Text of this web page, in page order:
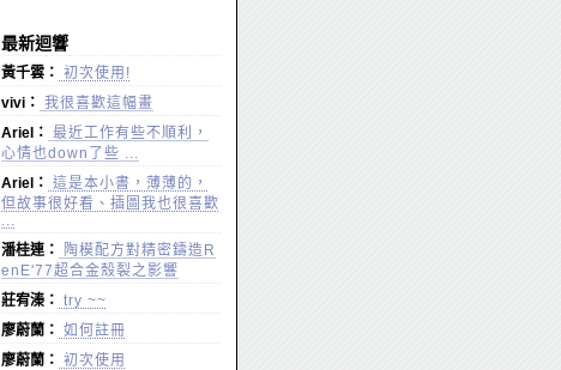
最新迴響
黃千雲： 初次使用!
vivi： 我很喜歡這幅畫
Ariel： 最近工作有些不順利，
心情也down了些 ...
Ariel： 這是本小書，薄薄的，
但故事很好看、插圖我也很喜歡
潘桂連：
陶模配方對精密鑄造R
enE'77超合金殼裂之影響
莊宥溱： try ~~
廖蔚蘭： 如何註冊
廖蔚蘭： 初次使用